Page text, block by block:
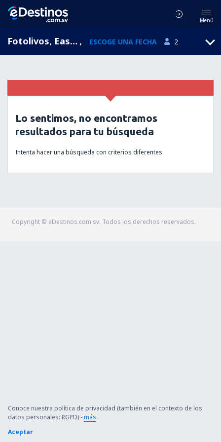
Menú
Fotolivos, East Macedonia and Thrace, Grecia , ESCOGE UNA FECHA 2
Lo sentimos, no encontramos
resultados para tu búsqueda
Intenta hacer una búsqueda con criterios diferentes
Copyright © eDestinos.com.sv. Todos los derechos reservados.
Conoce nuestra política de privacidad (también en el contexto de los
datos personales: RGPD) -más.
Aceptar